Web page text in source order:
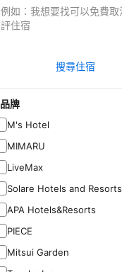
搜尋住宿
品牌
M's Hotel
MIMARU
LiveMax
Solare Hotels and Resorts
APA Hotels&Resorts
PIECE
Mitsui Garden